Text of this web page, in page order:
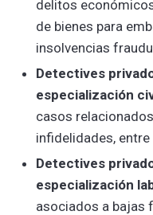
delitos
de bienes para
insolvencias
Detectives
especialización
casos
infidelidades,
Detectives
especialización
asociados a bajas